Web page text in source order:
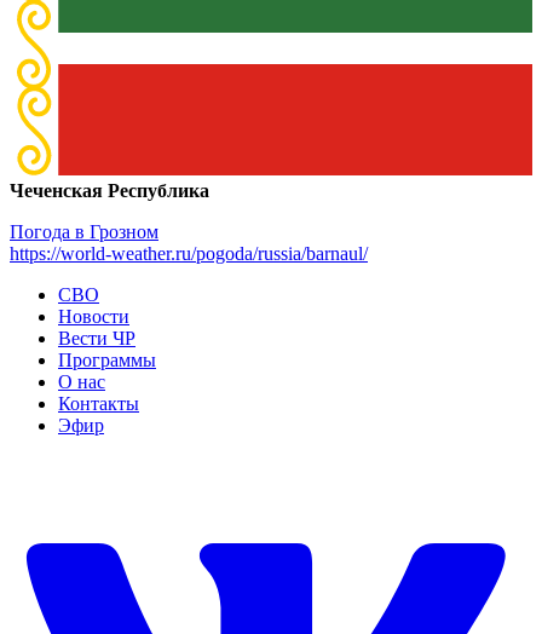
Чеченская Республика
Погода в Грозном
https://world-weather.ru/pogoda/russia/barnaul/
СВО
Новости
Вести ЧР
Программы
О нас
Контакты
Эфир